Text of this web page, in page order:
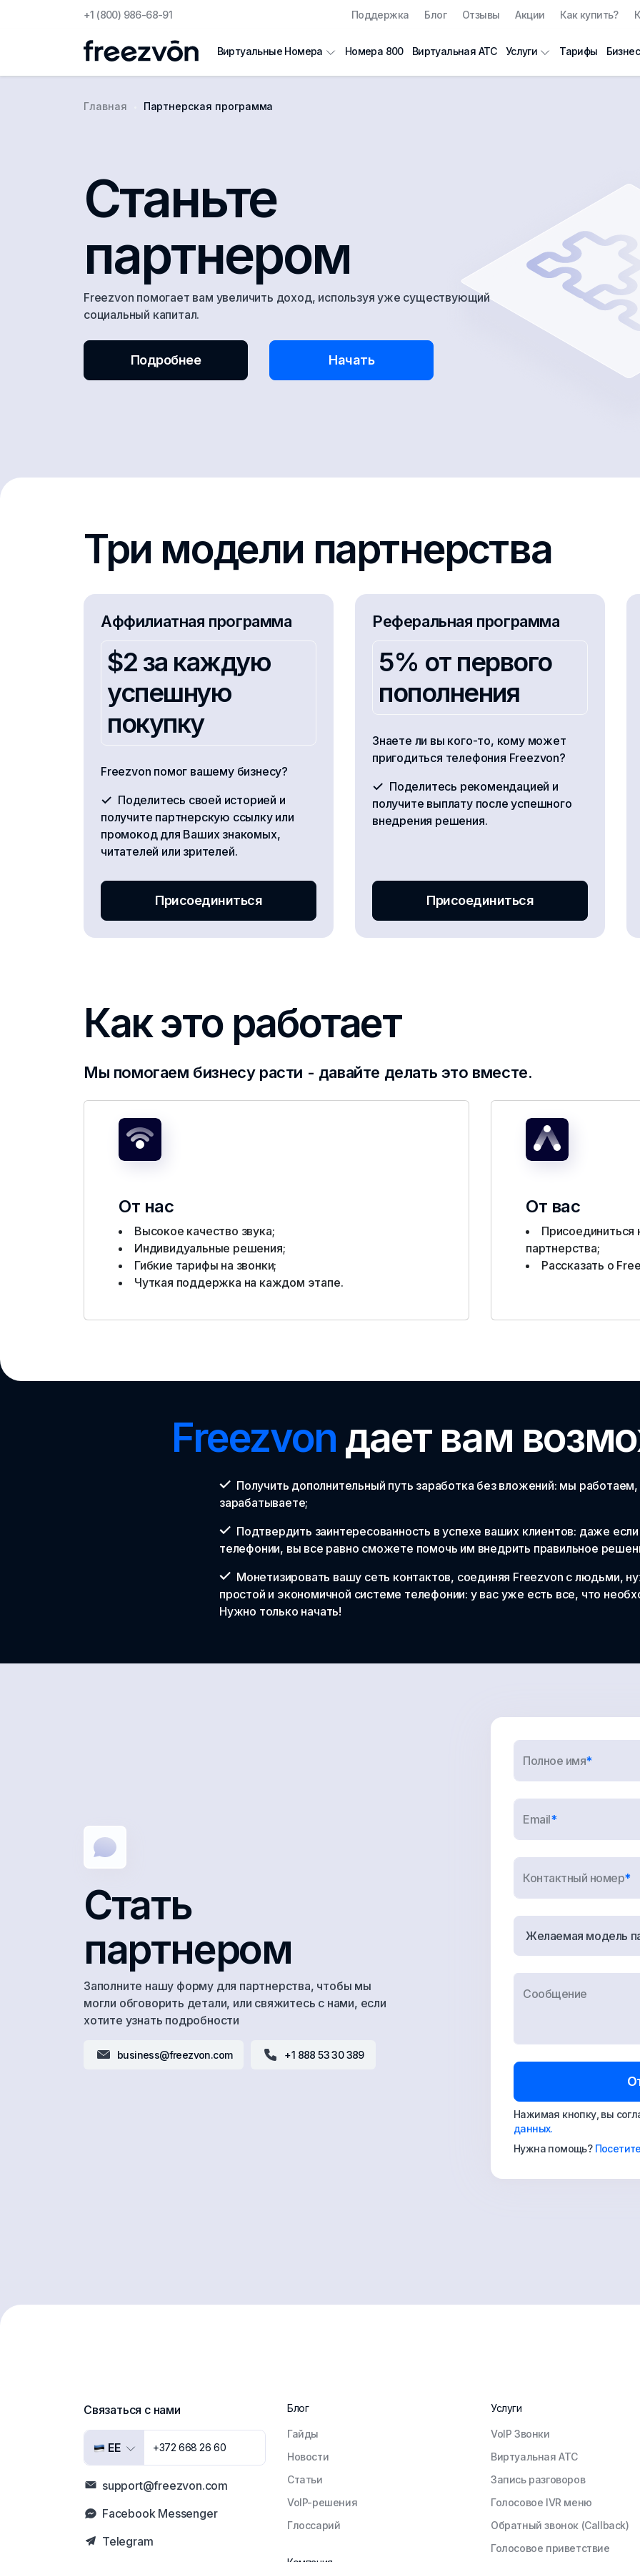
+1 (800) 986-68-91 Поддержка Блог Отзывы Акции Как купить?
Виртуальные Номера Номера 800 Виртуальная АТС Услуги Тарифы
Главная Партнерская программа
Станьте
партнером
Freezvon помогает вам увеличить доход, используя уже существующий
социальный капитал.
Подробнее Начать
Три модели партнерства
Аффилиатная программа
$2 за каждую
успешную
покупку
Freezvon помог вашему бизнесу?
Поделитесь своей историей и
получите партнерскую ссылку или
промокод для Ваших знакомых,
читателей или зрителей.
Присоединиться
Реферальная программа
5% от первого
пополнения
Знаете ли вы кого-то, кому может
пригодиться телефония Freezvon?
Поделитесь рекомендацией и
получите выплату после успешного
внедрения решения.
Присоединиться
Как это работает
Мы помогаем бизнесу расти - давайте делать это вместе.
От нас
Высокое качество звука;
Индивидуальные решения;
Гибкие тарифы на звонки;
Чуткая поддержка на каждом этапе.
От вас
Присоединиться
партнерства;
Рассказать о
Freezvon дает вам
Получить дополнительный путь заработка без вложений: мы
зарабатываете;
Подтвердить заинтересованность в успехе ваших клиентов: даже
телефонии, вы все равно сможете помочь им внедрить правильное
Монетизировать вашу сеть контактов, соединяя Freezvon с людьми,
простой и экономичной системе телефонии: у вас уже есть все, что
Нужно только начать!
Стать
партнером
Заполните нашу форму для партнерства, чтобы мы
могли обговорить детали, или свяжитесь с нами, если
хотите узнать подробности
business@freezvon.com +1 888 53 30 389
Полное имя*
Email*
Контактный номер*
Желаемая модель
Желаемая модель партнерства
Сообщение
Нажимая кнопку, вы
данных.
Нужна помощь?
Связаться с нами
EE +372 668 26 60
support@freezvon.com
Facebook Messenger
Telegram
Блог
Гайды
Новости
Статьи
VoIP-решения
Глоссарий
Услуги
VoIP Звонки
Виртуальная АТС
Запись разговоров
Голосовое IVR меню
Обратный звонок (Callback)
Голосовое приветствие